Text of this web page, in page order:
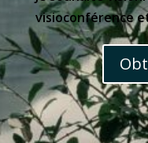
visioconférence